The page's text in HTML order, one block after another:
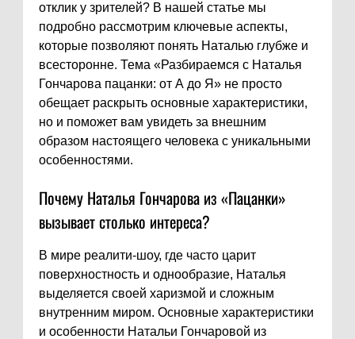
отклик у зрителей? В нашей статье мы
подробно рассмотрим ключевые аспекты,
которые позволяют понять Наталью глубже и
всесторонне. Тема «Разбираемся с Наталья
Гончарова пацанки: от А до Я» не просто
обещает раскрыть основные характеристики,
но и поможет вам увидеть за внешним
образом настоящего человека с уникальными
особенностями.
Почему Наталья Гончарова из «Пацанки»
вызывает столько интереса?
В мире реалити-шоу, где часто царит
поверхностность и однообразие, Наталья
выделяется своей харизмой и сложным
внутренним миром. Основные характеристики
и особенности Натальи Гончаровой из